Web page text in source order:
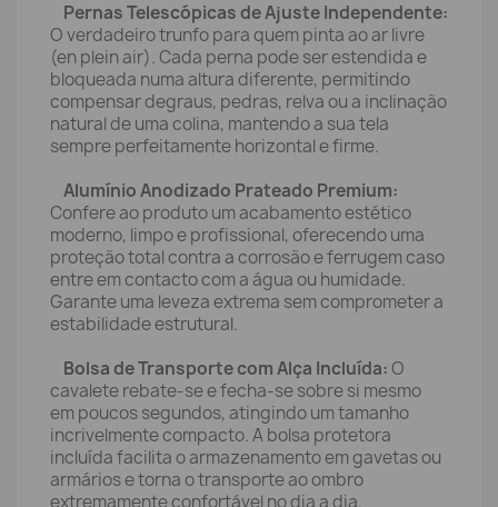
Pernas Telescópicas de Ajuste Independente:
O verdadeiro trunfo para quem pinta ao ar livre
(en plein air). Cada perna pode ser estendida e
bloqueada numa altura diferente, permitindo
compensar degraus, pedras, relva ou a inclinação
natural de uma colina, mantendo a sua tela
sempre perfeitamente horizontal e firme.
Alumínio Anodizado Prateado Premium:
Confere ao produto um acabamento estético
moderno, limpo e profissional, oferecendo uma
proteção total contra a corrosão e ferrugem caso
entre em contacto com a água ou humidade.
Garante uma leveza extrema sem comprometer a
estabilidade estrutural.
Bolsa de Transporte com Alça Incluída:O
cavalete rebate-se e fecha-se sobre si mesmo
em poucos segundos, atingindo um tamanho
incrivelmente compacto. A bolsa protetora
incluída facilita o armazenamento em gavetas ou
armários e torna o transporte ao ombro
extremamente confortável no dia a dia.